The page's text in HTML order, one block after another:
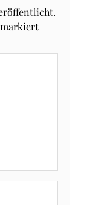
markiert